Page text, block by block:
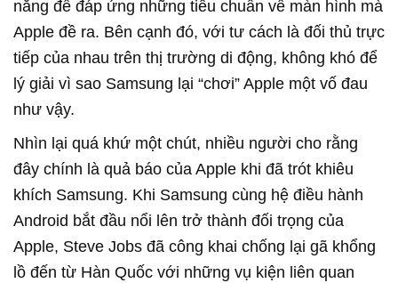
năng để đáp ứng những tiêu chuẩn về màn hình mà
Apple đề ra. Bên cạnh đó, với tư cách là đối thủ trực
tiếp của nhau trên thị trường di động, không khó để
lý giải vì sao Samsung lại “chơi” Apple một vố đau
như vậy.
Nhìn lại quá khứ một chút, nhiều người cho rằng
đây chính là quả báo của Apple khi đã trót khiêu
khích Samsung. Khi Samsung cùng hệ điều hành
Android bắt đầu nổi lên trở thành đối trọng của
Apple, Steve Jobs đã công khai chống lại gã khổng
lồ đến từ Hàn Quốc với những vụ kiện liên quan